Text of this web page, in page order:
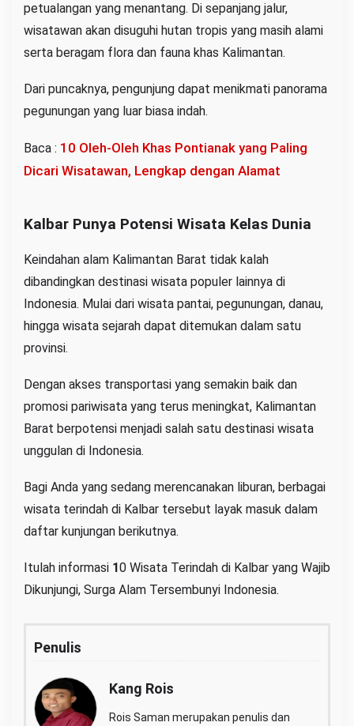
petualangan yang menantang. Di sepanjang jalur,
wisatawan akan disuguhi hutan tropis yang masih alami
serta beragam flora dan fauna khas Kalimantan.
Dari puncaknya, pengunjung dapat menikmati panorama
pegunungan yang luar biasa indah.
Baca : 10 Oleh-Oleh Khas Pontianak yang Paling
Dicari Wisatawan, Lengkap dengan Alamat
Kalbar Punya Potensi Wisata Kelas Dunia
Keindahan alam Kalimantan Barat tidak kalah
dibandingkan destinasi wisata populer lainnya di
Indonesia. Mulai dari wisata pantai, pegunungan, danau,
hingga wisata sejarah dapat ditemukan dalam satu
provinsi.
Dengan akses transportasi yang semakin baik dan
promosi pariwisata yang terus meningkat, Kalimantan
Barat berpotensi menjadi salah satu destinasi wisata
unggulan di Indonesia.
Bagi Anda yang sedang merencanakan liburan, berbagai
wisata terindah di Kalbar tersebut layak masuk dalam
daftar kunjungan berikutnya.
Itulah informasi 10 Wisata Terindah di Kalbar yang Wajib
Dikunjungi, Surga Alam Tersembunyi Indonesia.
Penulis
Kang Rois
Rois Saman merupakan penulis dan